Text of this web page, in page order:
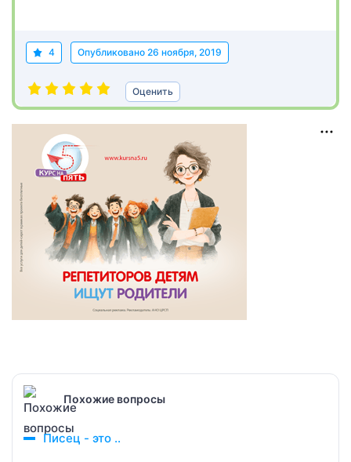
4 Опубликовано 26 ноября, 2019
Оценить
Похожие вопросы
Писец - это ..